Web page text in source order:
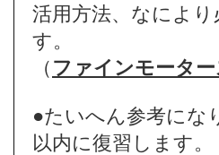
活用方法、なによ
す。
（ ファインモータ
●たいへん参考にな
以内に復習します。